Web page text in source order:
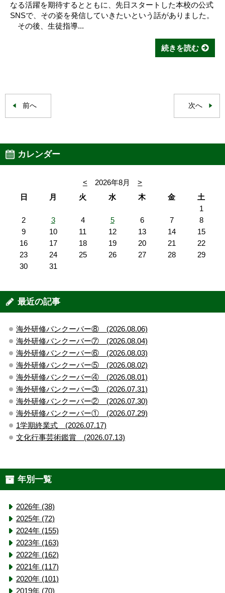
なる活躍を期待するとともに、先日スタートした本校の公式
SNSで、その姿を発信していきたいという話がありました。
その後、生徒指導...
続きを読む
前へ 次へ
カレンダー
< 2026年8月
>
日
月 火 水 木 金
土
1
2
3 4 5 6 7
8
9
10 11 12 13 14
15
16
17 18 19 20 21
22
23
24 25 26 27 28
29
30
31
最近の記事
海外研修バンクーバー⑧ (2026.08.06)
海外研修バンクーバー⑦ (2026.08.04)
海外研修バンクーバー⑥ (2026.08.03)
海外研修バンクーバー⑤ (2026.08.02)
海外研修バンクーバー④ (2026.08.01)
海外研修バンクーバー③ (2026.07.31)
海外研修バンクーバー② (2026.07.30)
海外研修バンクーバー① (2026.07.29)
1学期終業式 (2026.07.17)
文化行事芸術鑑賞 (2026.07.13)
年別一覧
2026年 (38)
2025年 (72)
2024年 (155)
2023年 (163)
2022年 (162)
2021年 (117)
2020年 (101)
2019年 (70)